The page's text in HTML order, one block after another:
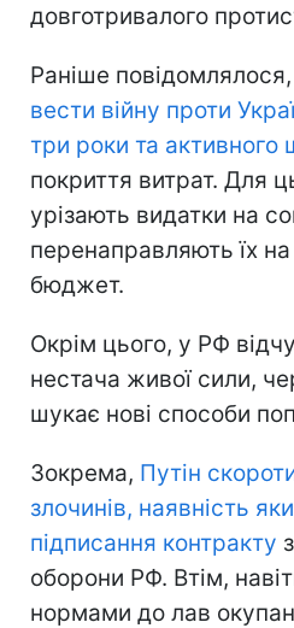
довготривалого
Раніше
вести війну проти
три роки та активного
покриття витрат. Для
урізають видатки на
перенаправляють їх
бюджет.
Окрім цього, у РФ
нестача живої сили,
шукає нові способи
Зокрема, Путін
злочинів, наявність
підписання контракту
оборони РФ. Втім,
нормами до лав